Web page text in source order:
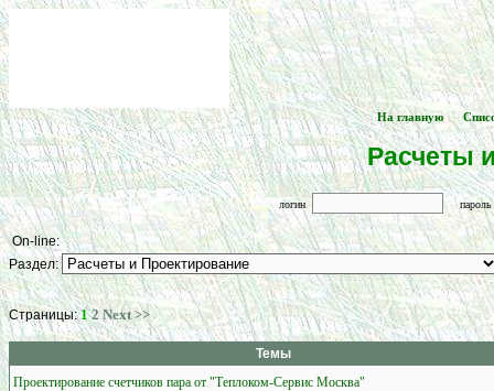
[На главную ] -- [
Расчеты
логин
On-line:
Раздел:
Страницы:1 2 Next >>
Темы
Проектирование счетчиков пара от "Теплоком-Сервис Москва"